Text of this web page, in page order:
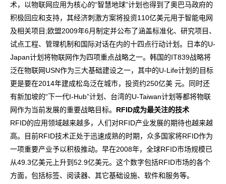
术，以物联网应用为核心的“智慧地球”计划也得到了奥巴马政府的
积极回应和支持，其经济刺激方案将投资110亿美元用于智能电网
及相关项目;欧盟2009年6月制定并公布了涵盖标准化、研究项目、
试点工程、管理机制和国际对话在内的十四点行动计划。日本的U-
Japan计划将物联网作为四项重点战略之一。韩国的IT839战略将
泛在物联网USN作为三大基础建设之一，其中的U-Life计划的目标
更是要在2014年建成松岛泛在城市，投资约250亿美 元。同时还
有新加坡的“下一代I-Hub”计划、台湾的U-Taiwan计划等都将物联
网作为当前发展的重要战略目标。 RFID成为最关注的技术
RFID的应用领域越来越多，人们对RFID产业发展的期待也越来越
高。目前RFID技术正处于迅速成熟的时期，众多国家将RFID作为
一项重要产业予以积极推动。早在2008年，全球RFID市场规模已
从49.3亿美元上升到52.9亿美元。这个数字包括RFID市场的各个
方面，包括标签、阅读器、其它基础设施、软件和服务等。